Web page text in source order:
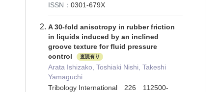
ISSN： 0301-679X
A 30-fold anisotropy in rubber friction
in liquids induced by an inclined
groove texture for fluid pressure
control
査読有り
Arata Ishizako, Toshiaki Nishi, Takeshi
Yamaguchi
Tribology International 226 112500-